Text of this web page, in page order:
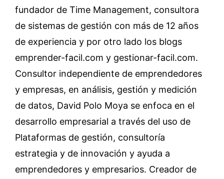
fundador de Time Management, consultora
de sistemas de gestión con más de 12 años
de experiencia y por otro lado los blogs
emprender-facil.com y gestionar-facil.com.
Consultor independiente de emprendedores
y empresas, en análisis, gestión y medición
de datos, David Polo Moya se enfoca en el
desarrollo empresarial a través del uso de
Plataformas de gestión, consultoría
estrategia y de innovación y ayuda a
emprendedores y empresarios. Creador de